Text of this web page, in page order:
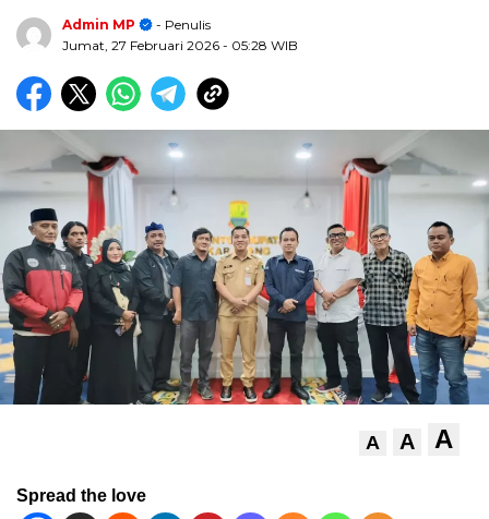
Admin MP
- Penulis
Jumat, 27 Februari 2026 - 05:28 WIB
A A A
Spread the love